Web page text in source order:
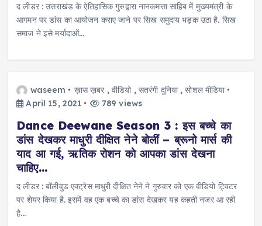
द लीडर : उत्तराखंड के ऐतिहासिक गुरुद्वारा नानकमत्ता साहिब में मुख्यमंत्री के
आगमन पर डांस का आयोजन कराए जाने पर सिख समुदाय भड़क उठा है. सिख
समाज ने इसे मर्यादाओं…
waseem ख़ास ख़बर , वीडियो, सतरंगी दुनिया,सोशल मीडिया
April 15, 2021
789 views
Dance Deewane Season 3 : इस बच्चे का
डांस देखकर माधुरी दीक्षित नेने बोलीं – ब्रूनो मार्स की
याद आ गई, ऋतिक रोशन काे आपका डांस देखना
चाहिए…
द लीडर : बॉलीवुड एक्ट्रेस माधुरी दीक्षित नेने ने गुरुवार को एक वीडियो ट्विटर
पर शेयर किया है. इसमें वह एक बच्चे का डांस देखकर यह कहती नजर आ रही
है…